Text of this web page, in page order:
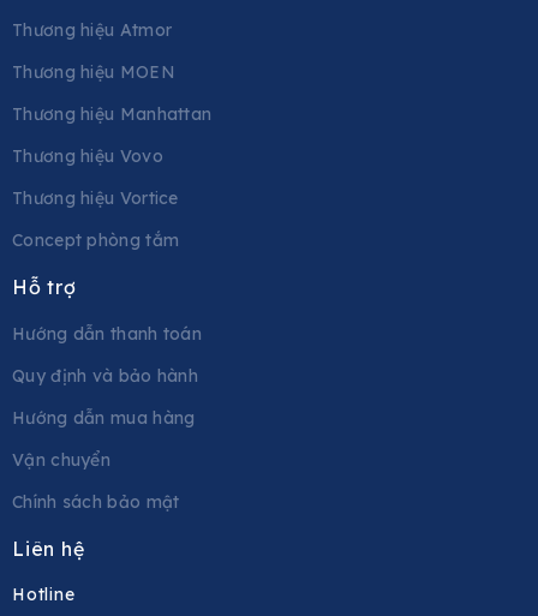
Thương hiệu Atmor
Thương hiệu MOEN
Thương hiệu Manhattan
Thương hiệu Vovo
Thương hiệu Vortice
Concept phòng tắm
Hỗ trợ
Hướng dẫn thanh toán
Quy định và bảo hành
Hướng dẫn mua hàng
Vận chuyển
Chính sách bảo mật
Liên hệ
Hotline